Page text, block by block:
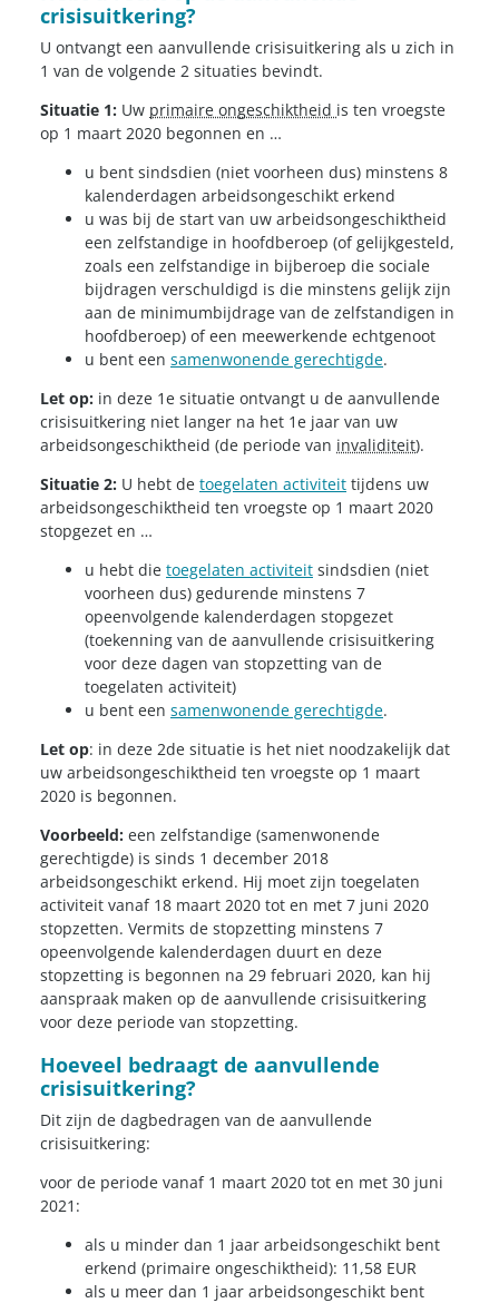
crisisuitkering?
U ontvangt een aanvullende crisisuitkering als u zich in
1 van de volgende 2 situaties bevindt.
Situatie 1: Uw primaire ongeschiktheid is ten vroegste
op 1 maart 2020 begonnen en …
u bent sindsdien (niet voorheen dus) minstens 8
kalenderdagen arbeidsongeschikt erkend
u was bij de start van uw arbeidsongeschiktheid
een zelfstandige in hoofdberoep (of gelijkgesteld,
zoals een zelfstandige in bijberoep die sociale
bijdragen verschuldigd is die minstens gelijk zijn
aan de minimumbijdrage van de zelfstandigen in
hoofdberoep) of een meewerkende echtgenoot
u bent een samenwonende gerechtigde.
Let op: in deze 1e situatie ontvangt u de aanvullende
crisisuitkering niet langer na het 1e jaar van uw
arbeidsongeschiktheid (de periode van invaliditeit).
Situatie 2: U hebt de toegelaten activiteit tijdens uw
arbeidsongeschiktheid ten vroegste op 1 maart 2020
stopgezet en …
u hebt die toegelaten activiteit sindsdien (niet
voorheen dus) gedurende minstens 7
opeenvolgende kalenderdagen stopgezet
(toekenning van de aanvullende crisisuitkering
voor deze dagen van stopzetting van de
toegelaten activiteit)
u bent een samenwonende gerechtigde.
Let op: in deze 2de situatie is het niet noodzakelijk dat
uw arbeidsongeschiktheid ten vroegste op 1 maart
2020 is begonnen.
Voorbeeld: een zelfstandige (samenwonende
gerechtigde) is sinds 1 december 2018
arbeidsongeschikt erkend. Hij moet zijn toegelaten
activiteit vanaf 18 maart 2020 tot en met 7 juni 2020
stopzetten. Vermits de stopzetting minstens 7
opeenvolgende kalenderdagen duurt en deze
stopzetting is begonnen na 29 februari 2020, kan hij
aanspraak maken op de aanvullende crisisuitkering
voor deze periode van stopzetting.
Hoeveel bedraagt de aanvullende
crisisuitkering?
Dit zijn de dagbedragen van de aanvullende
crisisuitkering:
voor de periode vanaf 1 maart 2020 tot en met 30 juni
2021:
als u minder dan 1 jaar arbeidsongeschikt bent
erkend (primaire ongeschiktheid): 11,58 EUR
als u meer dan 1 jaar arbeidsongeschikt bent